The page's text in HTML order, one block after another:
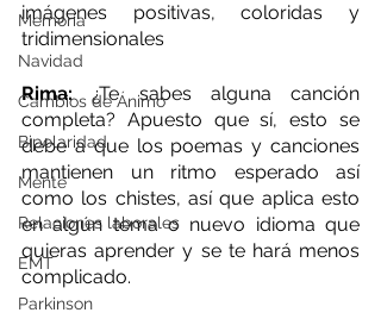
Memoria
Navidad
Cambios de Ánimo
Bipolaridad
Mente
Relaciones laborales
EMT
Parkinson
imágenes positivas, coloridas y
tridimensionales
Rima: ¿Te sabes alguna canción
completa? Apuesto que sí, esto se
debe a que los poemas y canciones
mantienen un ritmo esperado así
como los chistes, así que aplica esto
en algún tema o nuevo idioma que
quieras aprender y se te hará menos
complicado.